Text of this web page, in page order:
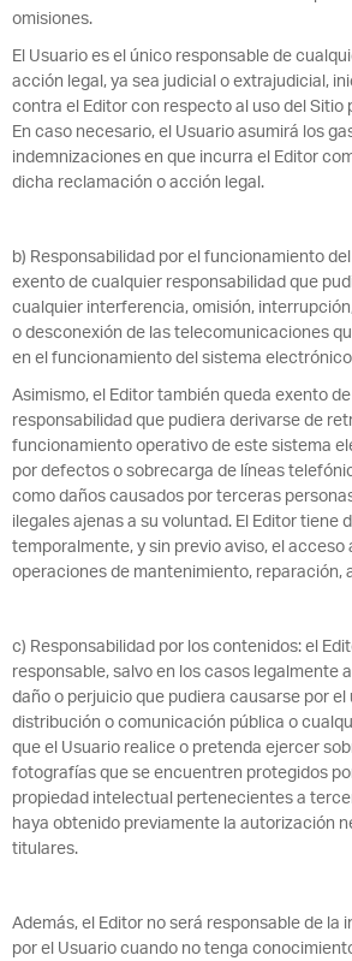
omisiones.
El Usuario es el único responsable de
acción legal, ya sea judicial o extrajudicial,
contra el Editor con respecto al uso del Sitio
En caso necesario, el Usuario asumirá los
indemnizaciones en que incurra el Editor
dicha reclamación o acción legal.
b) Responsabilidad por el funcionamiento
exento de cualquier responsabilidad que
cualquier interferencia, omisión,
o desconexión de las telecomunicaciones
en el funcionamiento del sistema
Asimismo, el Editor también queda exento
responsabilidad que pudiera derivarse de
funcionamiento operativo de este sistema
por defectos o sobrecarga de líneas
como daños causados por terceras
ilegales ajenas a su voluntad. El Editor tiene
temporalmente, y sin previo aviso, el acceso
operaciones de mantenimiento, reparación,
c) Responsabilidad por los contenidos: el
responsable, salvo en los casos legalmente
daño o perjuicio que pudiera causarse por el
distribución o comunicación pública o
que el Usuario realice o pretenda ejercer
fotografías que se encuentren protegidos
propiedad intelectual pertenecientes a
haya obtenido previamente la autorización
titulares.
Además, el Editor no será responsable de la
por el Usuario cuando no tenga